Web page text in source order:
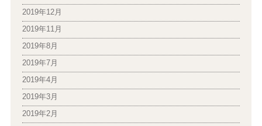
2019年12月
2019年11月
2019年8月
2019年7月
2019年4月
2019年3月
2019年2月